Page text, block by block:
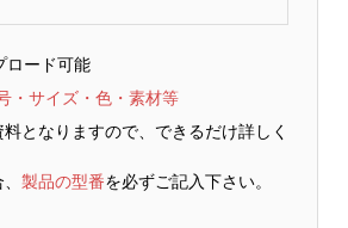
ロード可能
・サイズ・色・素材等
となりますので、できるだけ詳しく
製品の型番を必ずご記入下さい。